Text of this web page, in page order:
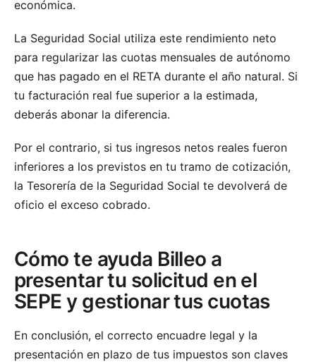
económica.
La Seguridad Social utiliza este rendimiento neto
para regularizar las cuotas mensuales de autónomo
que has pagado en el RETA durante el año natural. Si
tu facturación real fue superior a la estimada,
deberás abonar la diferencia.
Por el contrario, si tus ingresos netos reales fueron
inferiores a los previstos en tu tramo de cotización,
la Tesorería de la Seguridad Social te devolverá de
oficio el exceso cobrado.
Cómo te ayuda Billeo a
presentar tu solicitud en el
SEPE y gestionar tus cuotas
En conclusión, el correcto encuadre legal y la
presentación en plazo de tus impuestos son claves